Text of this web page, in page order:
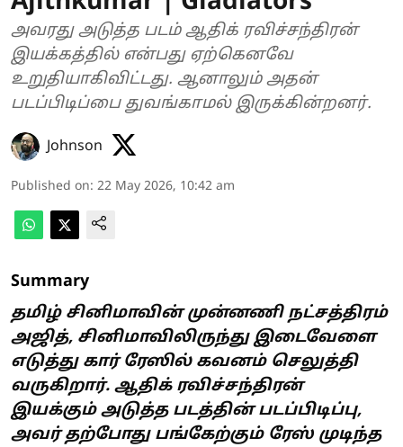
அவரது அடுத்த படம் ஆதிக் ரவிச்சந்திரன்
இயக்கத்தில் என்பது ஏற்கெனவே
உறுதியாகிவிட்டது. ஆனாலும் அதன்
படப்பிடிப்பை துவங்காமல் இருக்கின்றனர்.
Johnson
Published on: 22 May 2026, 10:42 am
Summary
தமிழ் சினிமாவின் முன்னணி நட்சத்திரம்
அஜித், சினிமாவிலிருந்து இடைவேளை
எடுத்து கார் ரேஸில் கவனம் செலுத்தி
வருகிறார். ஆதிக் ரவிச்சந்திரன்
இயக்கும் அடுத்த படத்தின் படப்பிடிப்பு,
அவர் தற்போது பங்கேற்கும் ரேஸ் முடிந்த